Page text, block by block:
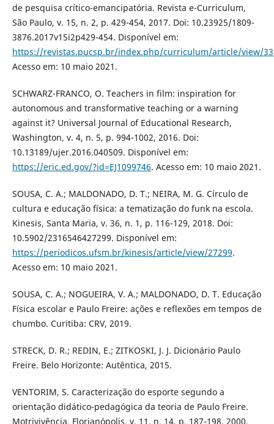
de pesquisa crítico-emancipatória. Revista e-Curriculum,
São Paulo, v. 15, n. 2, p. 429-454, 2017. Doi: 10.23925/1809-
3876.2017v15i2p429-454. Disponível em:
https://revistas.pucsp.br/index.php/curriculum/article/view/
Acesso em: 10 maio 2021.
SCHWARZ-FRANCO, O. Teachers in film: inspiration for
autonomous and transformative teaching or a warning
against it? Universal Journal of Educational Research,
Washington, v. 4, n. 5, p. 994-1002, 2016. Doi:
10.13189/ujer.2016.040509. Disponível em:
https://eric.ed.gov/?id=EJ1099746. Acesso em: 10 maio 2021.
SOUSA, C. A.; MALDONADO, D. T.; NEIRA, M. G. Círculo de
cultura e educação física: a tematização do funk na escola.
Kinesis, Santa Maria, v. 36, n. 1, p. 116-129, 2018. Doi:
10.5902/2316546427299. Disponível em:
https://periodicos.ufsm.br/kinesis/article/view/27299.
Acesso em: 10 maio 2021.
SOUSA, C. A.; NOGUEIRA, V. A.; MALDONADO, D. T. Educação
Física escolar e Paulo Freire: ações e reflexões em tempos de
chumbo. Curitiba: CRV, 2019.
STRECK, D. R.; REDIN, E.; ZITKOSKI, J. J. Dicionário Paulo
Freire. Belo Horizonte: Autêntica, 2015.
VENTORIM, S. Caracterização do esporte segundo a
orientação didático-pedagógica da teoria de Paulo Freire.
Motrivivência, Florianópolis, v. 11, n. 14, p. 187-198, 2000.